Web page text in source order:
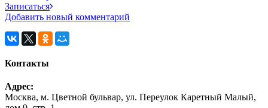
Записаться
Добавить новый комментарий
Контакты
Адрес:
Москва, м. Цветной бульвар, ул. Переулок Каретный Малый,